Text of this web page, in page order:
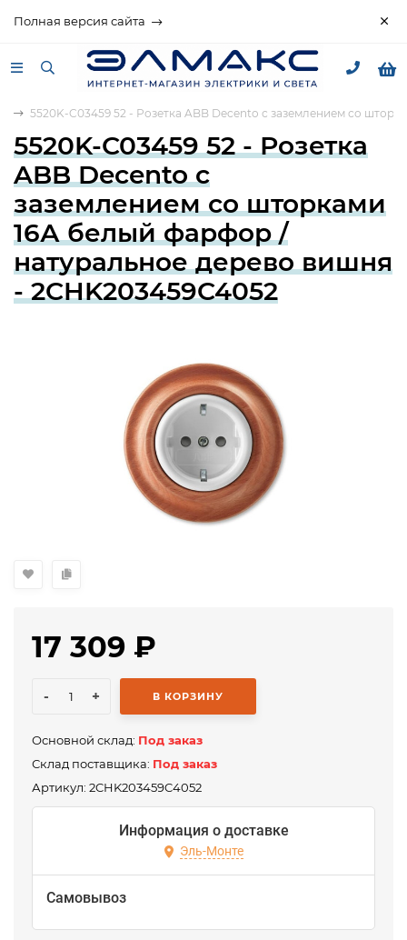
Полная версия сайта
5520K-C03459 52 - Розетка ABB Decento с заземлением со
5520K-C03459 52 - Розетка
ABB Decento с
заземлением со шторками
16А белый фарфор /
натуральное дерево вишня
- 2CHK203459C4052
17 309 ₽
- + В КОРЗИНУ
Основной склад: Под заказ
Склад поставщика: Под заказ
Артикул: 2CHK203459C4052
Информация о доставке
Эль-Монте
Самовывоз